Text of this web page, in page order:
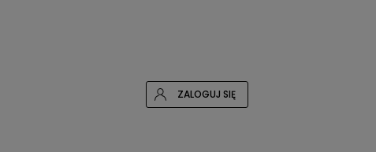
ZALOGUJ SIĘ